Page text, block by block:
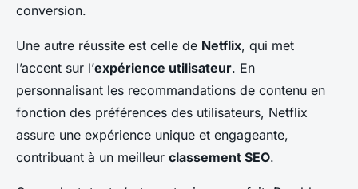
conversion.
Une autre réussite est celle de Netflix, qui met
l’accent sur l’expérience utilisateur. En
personnalisant les recommandations de contenu en
fonction des préférences des utilisateurs, Netflix
assure une expérience unique et engageante,
contribuant à un meilleur classement SEO.